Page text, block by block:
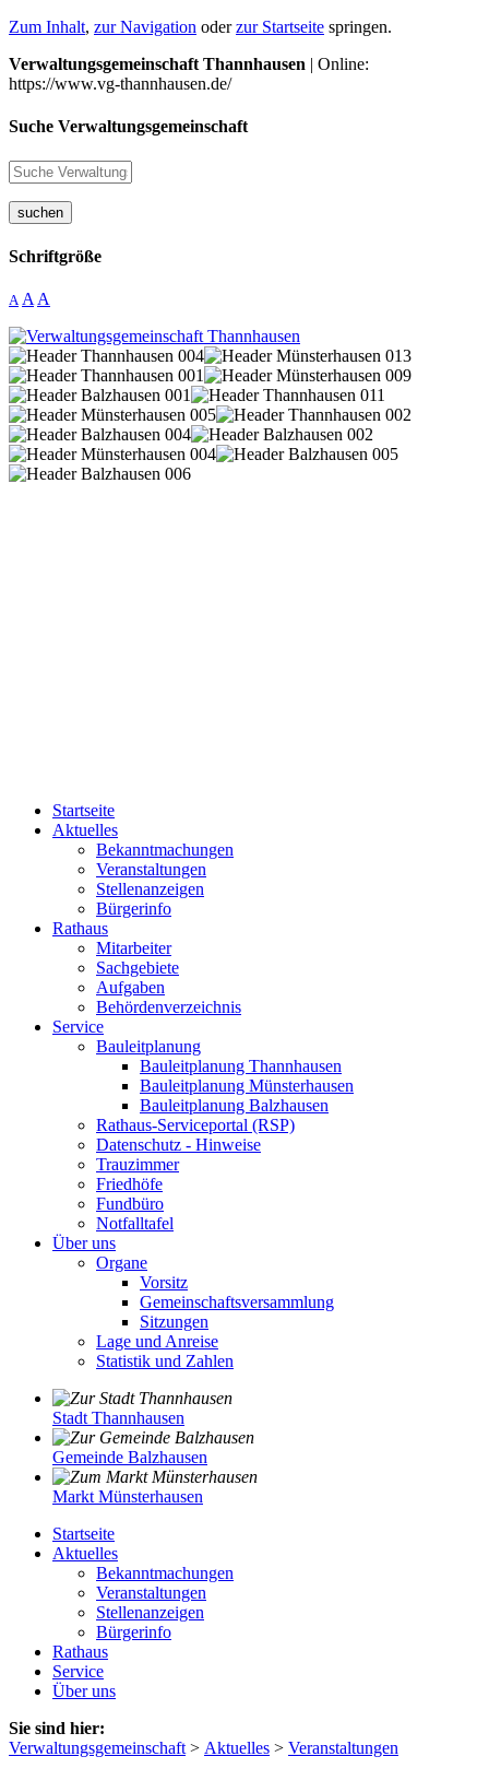
Zum Inhalt, zur Navigation oderzur Startseite springen.
Verwaltungsgemeinschaft Thannhausen | Online:
https://www.vg-thannhausen.de/
Suche Verwaltungsgemeinschaft
suchen
Schriftgröße
A A A
Startseite
Aktuelles
Bekanntmachungen
Veranstaltungen
Stellenanzeigen
Bürgerinfo
Rathaus
Mitarbeiter
Sachgebiete
Aufgaben
Behördenverzeichnis
Service
Bauleitplanung
Bauleitplanung Thannhausen
Bauleitplanung Münsterhausen
Bauleitplanung Balzhausen
Rathaus-Serviceportal (RSP)
Datenschutz - Hinweise
Trauzimmer
Friedhöfe
Fundbüro
Notfalltafel
Über uns
Organe
Vorsitz
Gemeinschaftsversammlung
Sitzungen
Lage und Anreise
Statistik und Zahlen
Stadt Thannhausen
Gemeinde Balzhausen
Markt Münsterhausen
Startseite
Aktuelles
Bekanntmachungen
Veranstaltungen
Stellenanzeigen
Bürgerinfo
Rathaus
Service
Über uns
Sie sind hier:
Verwaltungsgemeinschaft > Aktuelles > Veranstaltungen